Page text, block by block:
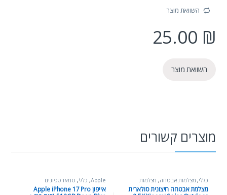
השוואת מוצר
25.00 ₪
השוואת מוצר
מוצרים קשורים
כללי, מצלמות אבטחה, מצלמות
אבטחה וציוד צילום
מצלמת אבטחה חיצונית סולארית
Apple
, כללי, סמארטפונים
אייפון Apple iPhone 17 Pro